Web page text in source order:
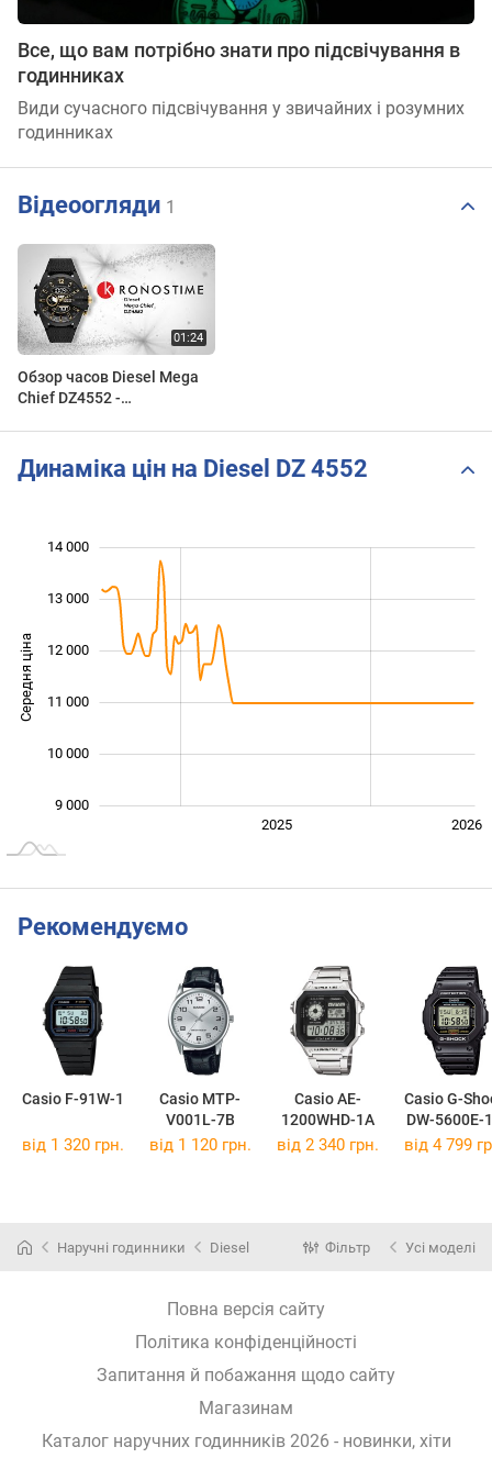
Все, що вам потрібно знати про підсвічування в
годинниках
Види сучасного підсвічування у звичайних і розумних
годинниках
Відеоогляди 1
Обзор часов Diesel Mega
Chief DZ4552 -
Динаміка цін на Diesel DZ 4552
Середня ціна
9 000
10 000
11 000
12 000
13 000
14 000
2025 2026
Рекомендуємо
Casio F-91W-1
Casio MTP-
V001L-7B
Casio AE-
1200WHD-1A
Casio G-
DW-5600E-
від 1 320 грн. від 1 120 грн. від 2 340 грн. від 4 799
Наручні годинники Diesel Фільтр Усі моделі
Повна версія сайту
Політика конфіденційності
Запитання й побажання щодо сайту
Магазинам
Каталог наручних годинників 2026 - новинки, хіти